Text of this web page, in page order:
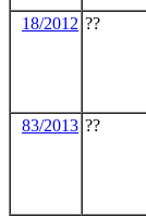
18/2012 ??
83/2013 ??